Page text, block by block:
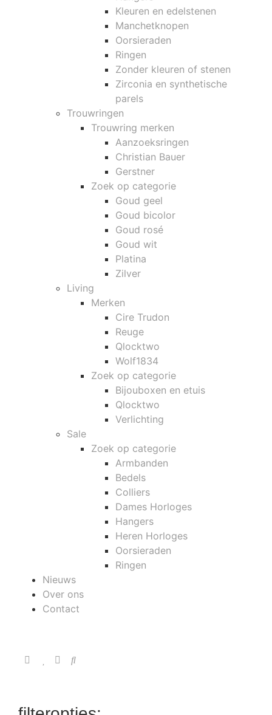
Kleuren en edelstenen
Manchetknopen
Oorsieraden
Ringen
Zonder kleuren of stenen
Zirconia en synthetische
parels
Trouwringen
Trouwring merken
Aanzoeksringen
Christian Bauer
Gerstner
Zoek op categorie
Goud geel
Goud bicolor
Goud rosé
Goud wit
Platina
Zilver
Living
Merken
Cire Trudon
Reuge
Qlocktwo
Wolf1834
Zoek op categorie
Bijouboxen en etuis
Qlocktwo
Verlichting
Sale
Zoek op categorie
Armbanden
Bedels
Colliers
Dames Horloges
Hangers
Heren Horloges
Oorsieraden
Ringen
Nieuws
Over ons
Contact